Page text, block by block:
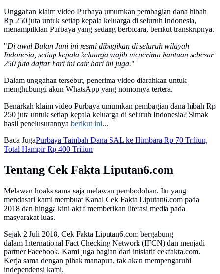
Unggahan klaim video Purbaya umumkan pembagian dana hibah
Rp 250 juta untuk setiap kepala keluarga di seluruh Indonesia,
menampilklan Purbaya yang sedang berbicara, berikut transkripnya.
"Di awal Bulan Juni ini resmi dibagikan di seluruh wilayah
Indonesia, setiap kepala keluarga wajib menerima bantuan sebesar
250 juta daftar hari ini cair hari ini juga."
Dalam unggahan tersebut, penerima video diarahkan untuk
menghubungi akun WhatsApp yang nomornya tertera.
Benarkah klaim video Purbaya umumkan pembagian dana hibah Rp
250 juta untuk setiap kepala keluarga di seluruh Indonesia? Simak
hasil penelusurannya berikut ini...
Baca JugaPurbaya Tambah Dana SAL ke Himbara Rp 70 Triliun,
Total Hampir Rp 400 Triliun
Tentang Cek Fakta Liputan6.com
Melawan hoaks sama saja melawan pembodohan. Itu yang
mendasari kami membuat Kanal Cek Fakta Liputan6.com pada
2018 dan hingga kini aktif memberikan literasi media pada
masyarakat luas.
Sejak 2 Juli 2018, Cek Fakta Liputan6.com bergabung
dalam International Fact Checking Network (IFCN) dan menjadi
partner Facebook. Kami juga bagian dari inisiatif cekfakta.com.
Kerja sama dengan pihak manapun, tak akan mempengaruhi
independensi kami.